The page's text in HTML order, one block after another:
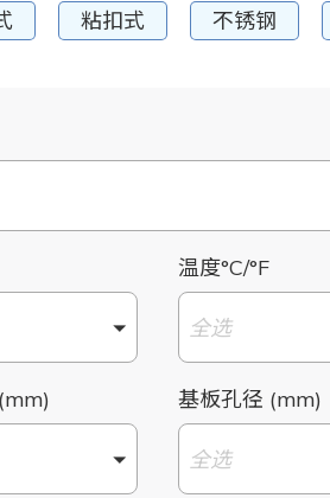
粘扣式 不锈钢
温度°C/°F
全选
基板孔径 (mm)
全选